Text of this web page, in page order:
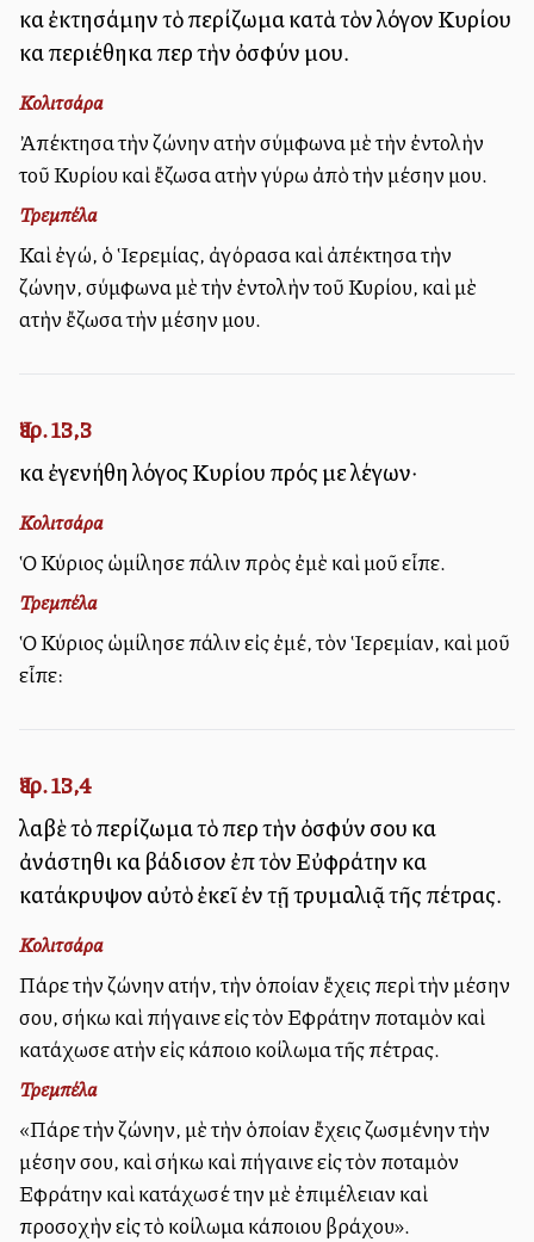
καὶ ἐκτησάμην τὸ περίζωμα κατὰ τὸν λόγον Κυρίου
καὶ περιέθηκα περὶ τὴν ὀσφύν μου.
Κολιτσάρα
Ἀπέκτησα τὴν ζώνην αὐτὴν σύμφωνα μὲ τὴν ἐντολὴν
τοῦ Κυρίου καὶ ἔζωσα αὐτὴν γύρω ἀπὸ τὴν μέσην μου.
Τρεμπέλα
Καὶ ἐγώ, ὁ Ἱερεμίας, ἀγόρασα καὶ ἀπέκτησα τὴν
ζώνην, σύμφωνα μὲ τὴν ἐντολὴν τοῦ Κυρίου, καὶ μὲ
αὐτὴν ἔζωσα τὴν μέσην μου.
Ἰερ. 13,3
καὶ ἐγενήθη λόγος Κυρίου πρός με λέγων·
Κολιτσάρα
Ὁ Κύριος ὡμίλησε πάλιν πρὸς ἐμὲ καὶ μοῦ εἶπε.
Τρεμπέλα
Ὁ Κύριος ὡμίλησε πάλιν εἰς ἐμέ, τὸν Ἱερεμίαν, καὶ μοῦ
εἶπε:
Ἰερ. 13,4
λαβὲ τὸ περίζωμα τὸ περὶ τὴν ὀσφύν σου καὶ
ἀνάστηθι καὶ βάδισον ἐπὶ τὸν Εὐφράτην καὶ
κατάκρυψον αὐτὸ ἐκεῖ ἐν τῇ τρυμαλιᾷ τῆς πέτρας.
Κολιτσάρα
Πάρε τὴν ζώνην αὐτήν, τὴν ὁποίαν ἔχεις περὶ τὴν μέσην
σου, σήκω καὶ πήγαινε εἰς τὸν Εὐφράτην ποταμὸν καὶ
κατάχωσε αὐτὴν εἰς κάποιο κοίλωμα τῆς πέτρας.
Τρεμπέλα
«Πάρε τὴν ζώνην, μὲ τὴν ὁποίαν ἔχεις ζωσμένην τὴν
μέσην σου, καὶ σήκω καὶ πήγαινε εἰς τὸν ποταμὸν
Εὐφράτην καὶ κατάχωσέ την μὲ ἐπιμέλειαν καὶ
προσοχὴν εἰς τὸ κοίλωμα κάποιου βράχου».